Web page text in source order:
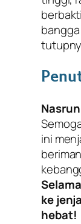
ini
ke
hebat!